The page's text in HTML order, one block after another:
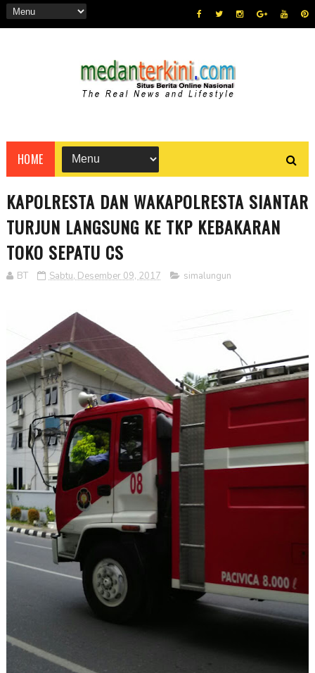
HOME
KAPOLRESTA DAN WAKAPOLRESTA SIANTAR
TURJUN LANGSUNG KE TKP KEBAKARAN
TOKO SEPATU CS
BT Sabtu, Desember 09, 2017 simalungun